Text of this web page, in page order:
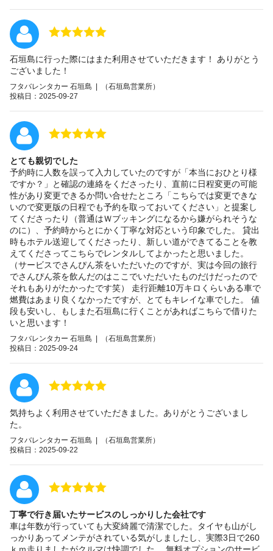
石垣島に行った際にはまた利用させていただきます！ ありがとう
ございました！
フタバレンタカー 石垣島 | （石垣島営業所）
投稿日：2025-09-27
とても親切でした
予約時に人数を誤って入力していたのですが「本当におひとり様
ですか？」と確認の連絡をくださったり、直前に日程変更の可能
性があり変更できるか問い合せたところ「こちらでは変更できな
いので変更版の日程でも予約を取っておいてください」と提案し
てくださったり（普通はＷブッキングになるから嫌がられそうな
のに）、予約時からとにかく丁寧な対応という印象でした。 貸出
時もホテル送迎してくださったり、新しい道ができてることを教
えてくださってこちらでレンタルしてよかったと思いました。
（サービスでさんぴん茶をいただいたのですが、実は今回の旅行
でさんぴん茶を飲んだのはここでいただいたものだけだったので
それもありがたかったです笑） 走行距離10万キロくらいある車で
燃費はあまり良くなかったですが、とてもキレイな車でした。 値
段も安いし、もしまた石垣島に行くことがあればこちらで借りた
いと思います！
フタバレンタカー 石垣島 | （石垣島営業所）
投稿日：2025-09-24
気持ちよく利用させていただきました。ありがとうございまし
た。
フタバレンタカー 石垣島 | （石垣島営業所）
投稿日：2025-09-22
丁寧で行き届いたサービスのしっかりした会社です
車は年数が行っていても大変綺麗で清潔でした。タイヤも山がし
っかりあってメンテがされている気がしましたし、実際3日で260